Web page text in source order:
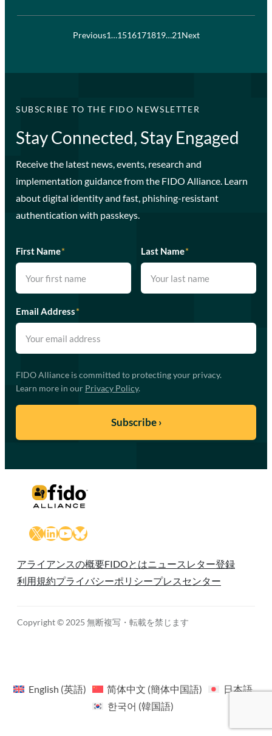
Previous1…1516171819…21Next
SUBSCRIBE TO THE FIDO NEWSLETTER
Stay Connected, Stay Engaged
Receive the latest news, events, research and
implementation guidance from the FIDO Alliance. Learn
about digital identity and fast, phishing-resistant
authentication with passkeys.
First Name* Last Name*
Email Address*
FIDO Alliance is committed to protecting your privacy.
Learn more in our Privacy Policy.
X LinkedIn
YouTube
Bluesky
アライアンスの概要FIDOとは ニュースレター登録
利用規約プライバシーポリシープレスセンター
Copyright © 2025 無断複写・転載を禁じます
English (英語) 简体中文 (簡体中国語)
日本語
한국어 (韓国語)